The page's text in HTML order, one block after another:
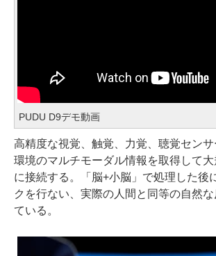
PUDU D9デモ動画
高精度な視覚、触覚、力覚、聴覚セン
環境のマルチモーダル情報を取得して
に接続する。「脳+小脳」で処理した後
クを行ない、実際の人間と同等の自然
ている。